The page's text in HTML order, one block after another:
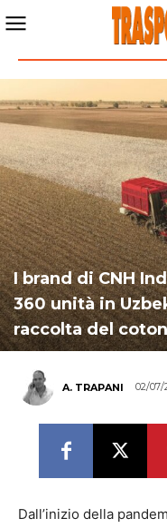
I brand di CNH
360 unità in
raccolta del
A. TRAPANI 02/07/
Dall’inizio della